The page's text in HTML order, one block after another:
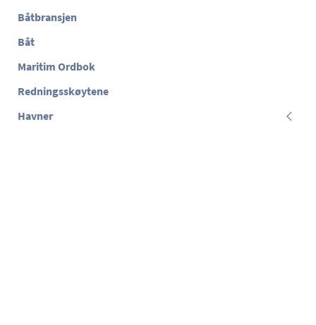
Båtbransjen
Båt
Maritim Ordbok
Redningsskøytene
Havner